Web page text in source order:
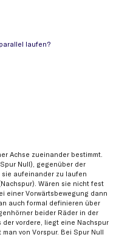
laufen?
Achse zueinander bestimmt.
Null), gegenüber der
aufeinander zu laufen
Wären sie nicht fest
einer Vorwärtsbewegung dann
auch formal definieren über
beider Räder in der
vordere, liegt eine Nachspur
von Vorspur. Bei Spur Null